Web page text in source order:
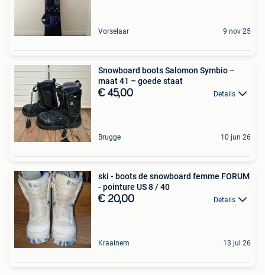
Vorselaar 9 nov 25
Snowboard boots Salomon Symbio –
maat 41 – goede staat
€ 45,00 Details
Brugge 10 jun 26
ski - boots de snowboard femme FORUM
- pointure US 8 / 40
€ 20,00 Details
Kraainem 13 jul 26